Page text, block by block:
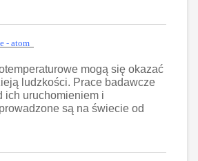
- atom
mogą się okazać
ludzkości. Prace badawcze
ich uruchomieniem i
są na świecie od